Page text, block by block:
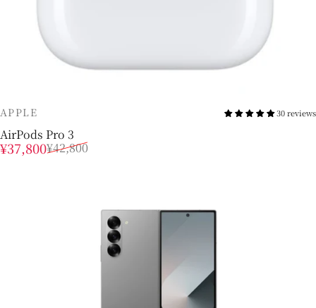
販売業者
APPLE 30 reviews
AirPods Pro 3
販売価格
¥37,800
通常価格¥42,800